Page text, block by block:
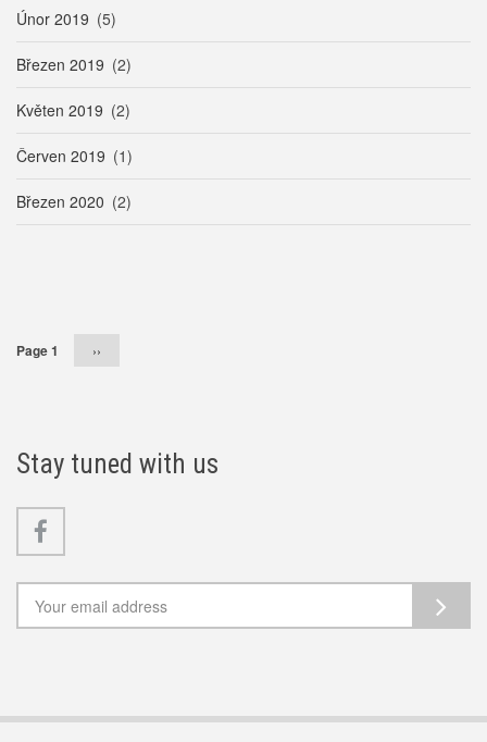
Únor 2019 (5)
Březen 2019 (2)
Květen 2019 (2)
Červen 2019 (1)
Březen 2020 (2)
Page 1 Následující
››
Stay tuned with us